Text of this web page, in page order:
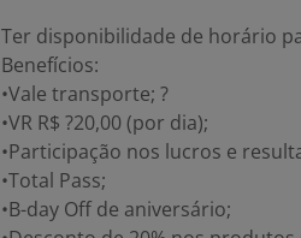
Ter disponibilidade de horário
Benefícios:
•Vale transporte; ?
•VR R$ ?20,00 (por dia);
•Participação nos lucros e
•Total Pass;
•B-day Off de aniversário;